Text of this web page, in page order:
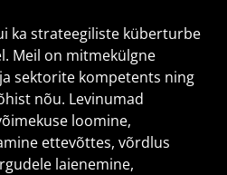
ka strateegiliste küberturbe
Meil on mitmekülgne
sektorite kompetents ning
nõu. Levinumad
loomine,
ettevõttes, võrdlus
laienemine,